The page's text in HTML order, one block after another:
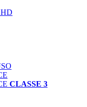
CLASSE 3